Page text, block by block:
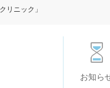
リニック」
お知ら